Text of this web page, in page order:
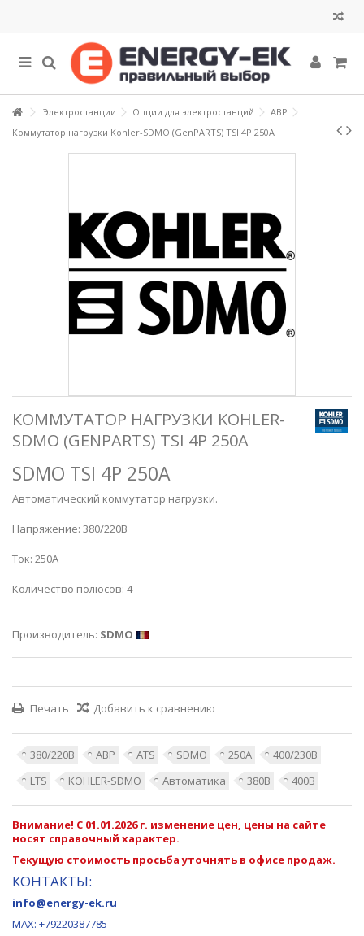
Электростанции Опции для электростанций
АВР
Коммутатор нагрузки Kohler-SDMO (GenPARTS) TSI 4P 250A
КОММУТАТОР НАГРУЗКИ KOHLER-
SDMO (GENPARTS) TSI 4P 250A
SDMO TSI 4P 250A
Автоматический коммутатор нагрузки.
Напряжение: 380/220В
Ток: 250А
Количество полюсов: 4
Производитель: SDMO
Печать Добавить к сравнению
380/220В АВР ATS SDMO 250А
400/230В
LTS
KOHLER-SDMO Автоматика 380В 400В
Внимание! С 01.01.2026 г. изменение цен, цены на сайте
носят справочный характер.
Текущую стоимость просьба уточнять в офисе продаж.
КОНТАКТЫ:
info@energy-ek.ru
MAX: +79220387785